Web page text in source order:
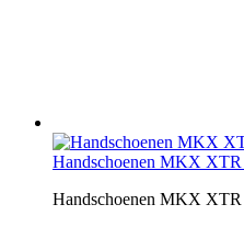
Handschoenen MKX
Handschoenen MKX